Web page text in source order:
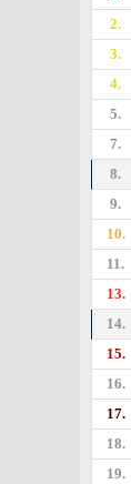
2.
3.
4.
5.
7.
8.
9.
10.
11.
13.
14.
15.
16.
17.
18.
19.